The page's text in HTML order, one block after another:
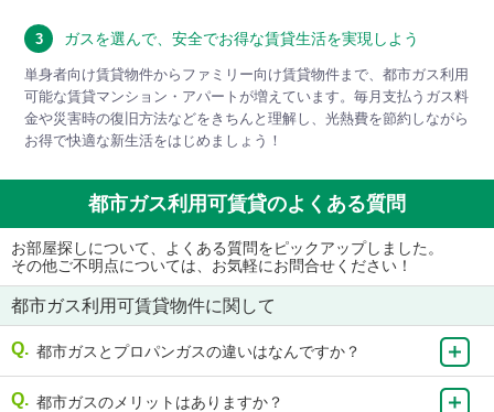
3 ガスを選んで、安全でお得な賃貸生活を実現しよう
単身者向け賃貸物件からファミリー向け賃貸物件まで、都市ガス利用
可能な賃貸マンション・アパートが増えています。毎月支払うガス料
金や災害時の復旧方法などをきちんと理解し、光熱費を節約しながら
お得で快適な新生活をはじめましょう！
都市ガス利用可賃貸のよくある質問
お部屋探しについて、よくある質問をピックアップしました。
その他ご不明点については、お気軽にお問合せください！
都市ガス利用可賃貸物件に関して
都市ガスとプロパンガスの違いはなんですか？
都市ガスのメリットはありますか？